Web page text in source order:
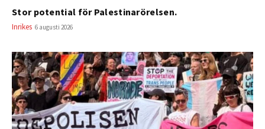
Stor potential för Palestinarörelsen.
Inrikes 6 augusti 2026